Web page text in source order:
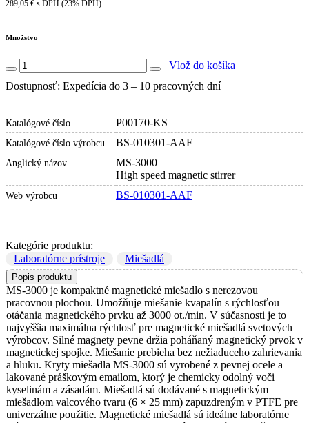
289,05 € s DPH (23% DPH)
Množstvo
Vlož do košíka
Dostupnosť: Expedícia do 3 – 10 pracovných dní
Katalógové číslo P00170-KS
Katalógové číslo výrobcu BS-010301-AAF
Anglický názov
MS-3000
High speed magnetic stirrer
Web výrobcu BS-010301-AAF
Kategórie produktu:
Laboratórne prístroje
Miešadlá
Popis produktu
MS-3000 je kompaktné magnetické miešadlo s nerezovou
pracovnou plochou. Umožňuje miešanie kvapalín s rýchlosťou
otáčania magnetického prvku až 3000 ot./min. V súčasnosti je to
najvyššia maximálna rýchlosť pre magnetické miešadlá svetových
výrobcov. Silné magnety pevne držia poháňaný magnetický prvok v
magnetickej spojke. Miešanie prebieha bez nežiaduceho zahrievania
a hluku. Kryty miešadla MS-3000 sú vyrobené z pevnej ocele a
lakované práškovým emailom, ktorý je chemicky odolný voči
kyselinám a zásadám. Miešadlá sú dodávané s magnetickým
miešadlom valcového tvaru (6 × 25 mm) zapuzdreným v PTFE pre
univerzálne použitie. Magnetické miešadlá sú ideálne laboratórne